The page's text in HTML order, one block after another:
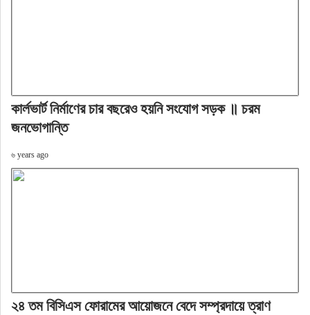
কার্লভার্ট নির্মাণের চার বছরেও হয়নি সংযোগ সড়ক ॥ চরম
জনভোগান্তি
৬ years ago
২৪ তম বিসিএস ফোরামের আয়োজনে বেদে সম্প্রদায়ে ত্রাণ